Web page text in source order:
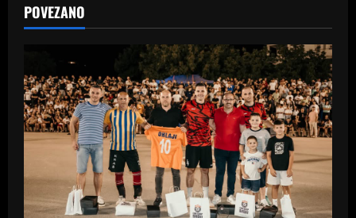
i
a
t
o
POVEZANO